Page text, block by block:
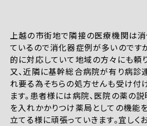
上越の市街地で隣接の医療機関は
ているので消化器症例が多いのです
的に対応していて地域の方々にも頼
又、近隣に基幹総合病院が有り病診
れ要る為そちらの処方せんも受け付
ます。患者様には病院、医院の薬の
を入れかかりつけ薬局としての機能
立てる様に頑張っていきます。宜しく